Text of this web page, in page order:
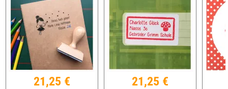
21,25 € 21,25 €